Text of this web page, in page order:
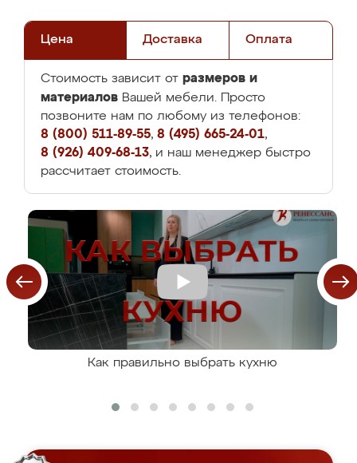
Цена Доставка Оплата
Стоимость зависит от размеров и
материалов Вашей мебели. Просто
позвоните нам по любому из телефонов:
8 (800) 511-89-55, 8 (495) 665-24-01,
8 (926) 409-68-13, и наш менеджер быстро
рассчитает стоимость.
Как правильно выбрать кухню